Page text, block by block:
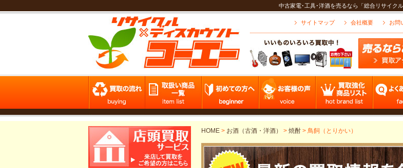
中古家電･工具･洋酒を売るなら「総合リサイク
サイトマップ 会社概要 お問
HOME > お酒（古酒・洋酒） > 焼酎 > 鳥飼（とりかい）